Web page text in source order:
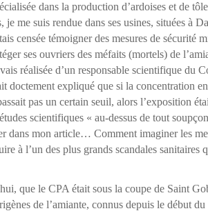
dans la production d’ardoises et de
je me suis rendue dans ses usines, situées à
censée témoigner des mesures de sécurité
ses ouvriers des méfaits (mortels) de
réalisée d’un responsable scientifique du
doctement expliqué que si la concentration
pas un certain seuil, alors l’exposition
scientifiques « au-dessus de tout
dans mon article… Comment imaginer les
à l’un des plus grands scandales sanitaires
que le CPA était sous la coupe de Saint
de l’amiante, connus depuis le début